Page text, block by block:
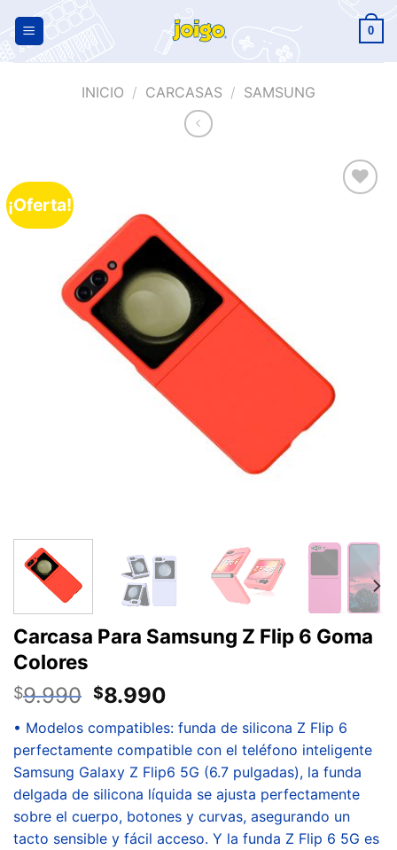
0
INICIO / CARCASAS / SAMSUNG
¡Oferta!
Carcasa Para Samsung Z Flip 6 Goma
Colores
$9.990 $8.990
• Modelos compatibles: funda de silicona Z Flip 6
perfectamente compatible con el teléfono inteligente
Samsung Galaxy Z Flip6 5G (6.7 pulgadas), la funda
delgada de silicona líquida se ajusta perfectamente
sobre el cuerpo, botones y curvas, asegurando un
tacto sensible y fácil acceso. Y la funda Z Flip 6 5G es